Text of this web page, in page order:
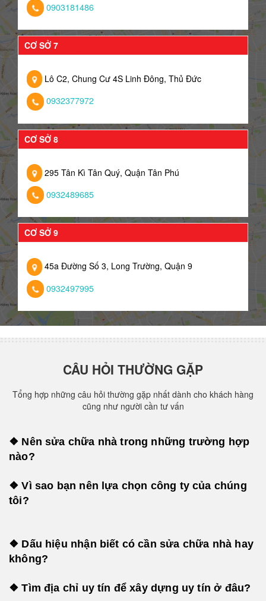
0903181486
CƠ SỞ 7
Lô C2, Chung Cư 4S Linh Đông, Thủ Đức
0932377972
CƠ SỞ 8
295 Tân Kì Tân Quý, Quận Tân Phú
0932489685
CƠ SỞ 9
45a Đường Số 3, Long Trường, Quận 9
0932497995
CÂU HỎI THƯỜNG GẶP
Tổng hợp những câu hỏi thường gặp nhất dành cho khách hàng
cũng như người cần tư vấn
❖ Nên sửa chữa nhà trong những trường hợp
nào?
❖ Vì sao bạn nên lựa chọn công ty của chúng
tôi?
❖ Dấu hiệu nhận biết có cần sửa chữa nhà hay
không?
❖ Tìm địa chỉ uy tín để xây dựng uy tín ở đâu?